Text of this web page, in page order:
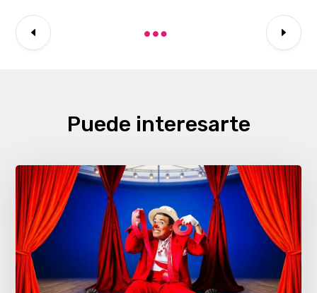
Puede interesarte